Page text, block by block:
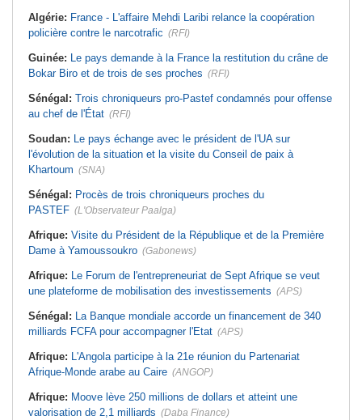
Algérie: France - L'affaire Mehdi Laribi relance la coopération
policière contre le narcotrafic (RFI)
Guinée: Le pays demande à la France la restitution du crâne de
Bokar Biro et de trois de ses proches (RFI)
Sénégal: Trois chroniqueurs pro-Pastef condamnés pour offense
au chef de l'État (RFI)
Soudan: Le pays échange avec le président de l'UA sur
l'évolution de la situation et la visite du Conseil de paix à
Khartoum (SNA)
Sénégal: Procès de trois chroniqueurs proches du
PASTEF (L'Observateur Paalga)
Afrique: Visite du Président de la République et de la Première
Dame à Yamoussoukro (Gabonews)
Afrique: Le Forum de l'entrepreneuriat de Sept Afrique se veut
une plateforme de mobilisation des investissements (APS)
Sénégal: La Banque mondiale accorde un financement de 340
milliards FCFA pour accompagner l'Etat (APS)
Afrique: L'Angola participe à la 21e réunion du Partenariat
Afrique-Monde arabe au Caire (ANGOP)
Afrique: Moove lève 250 millions de dollars et atteint une
valorisation de 2,1 milliards (Daba Finance)